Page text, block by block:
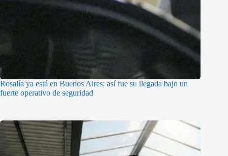
Rosalía ya está en Buenos Aires: así fue su llegada bajo un
fuerte operativo de seguridad